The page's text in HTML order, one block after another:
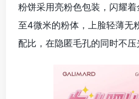
粉饼采用亮粉色包装，闪耀
至4微米的粉体，上脸轻薄无
配比，在隐匿毛孔的同时不压